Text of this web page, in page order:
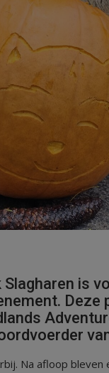
is
Deze
Na afloop